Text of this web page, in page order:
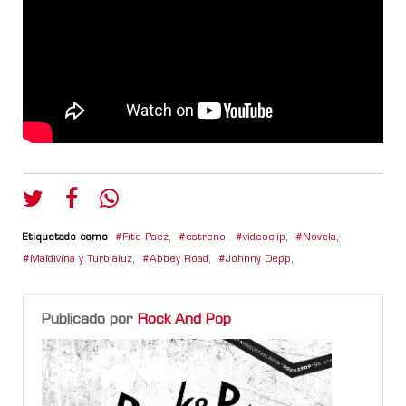
Etiquetado como Fito Paez, estreno, videoclip, Novela,
Maldivina y Turbialuz, Abbey Road , Johnny Depp,
Publicado por Rock And Pop